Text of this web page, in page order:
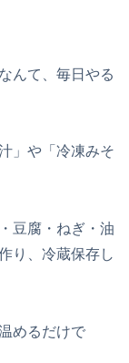
んて、毎日やる
」や「冷凍みそ
豆腐・ねぎ・油
り、冷蔵保存し
めるだけで